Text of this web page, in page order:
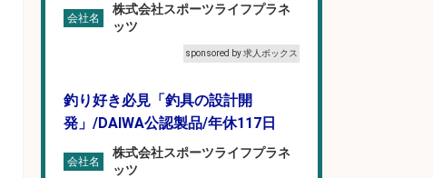
会社名
株式会社スポーツライフプラネ
ッツ
sponsored by 求人ボックス
釣り好き必見「釣具の設計開
発」/DAIWA公認製品/年休117日
会社名
株式会社スポーツライフプラネ
ッツ